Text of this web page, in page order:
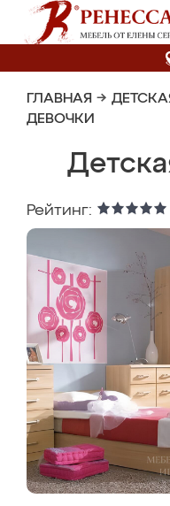
ГЛАВНАЯ →
ДЕВОЧКИ
Рейтинг: